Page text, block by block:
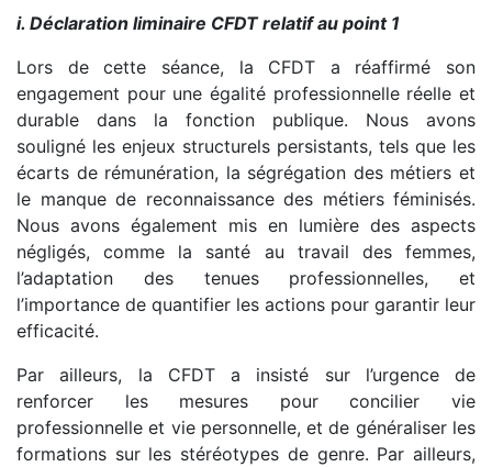
i. Déclaration liminaire CFDT relatif au point 1
Lors de cette séance, la CFDT a réaffirmé son
engagement pour une égalité professionnelle réelle et
durable dans la fonction publique. Nous avons
souligné les enjeux structurels persistants, tels que les
écarts de rémunération, la ségrégation des métiers et
le manque de reconnaissance des métiers féminisés.
Nous avons également mis en lumière des aspects
négligés, comme la santé au travail des femmes,
l’adaptation des tenues professionnelles, et
l’importance de quantifier les actions pour garantir leur
efficacité.
Par ailleurs, la CFDT a insisté sur l’urgence de
renforcer les mesures pour concilier vie
professionnelle et vie personnelle, et de généraliser les
formations sur les stéréotypes de genre. Par ailleurs,